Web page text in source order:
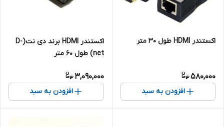
اکستندر HDMI طول 30 متر
580,000
افزودن به سبد
اکستندر HDMI برند دی نت(D-
net) طول 60 متر
3,090,000
افزودن به سبد